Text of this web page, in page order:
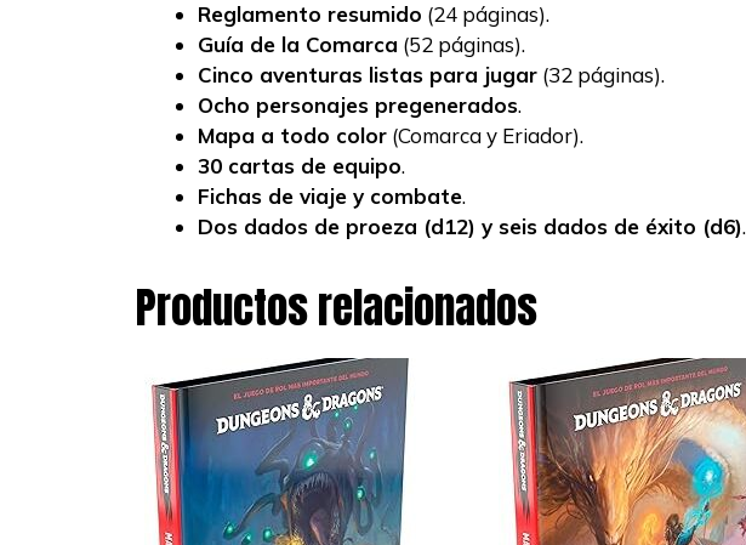
Reglamento resumido (24 páginas).
Guía de la Comarca (52 páginas).
Cinco aventuras listas para jugar (32 páginas).
Ocho personajes pregenerados.
Mapa a todo color (Comarca y Eriador).
30 cartas de equipo.
Fichas de viaje y combate.
Dos dados de proeza (d12) y seis dados de éxito (d6).
Productos relacionados